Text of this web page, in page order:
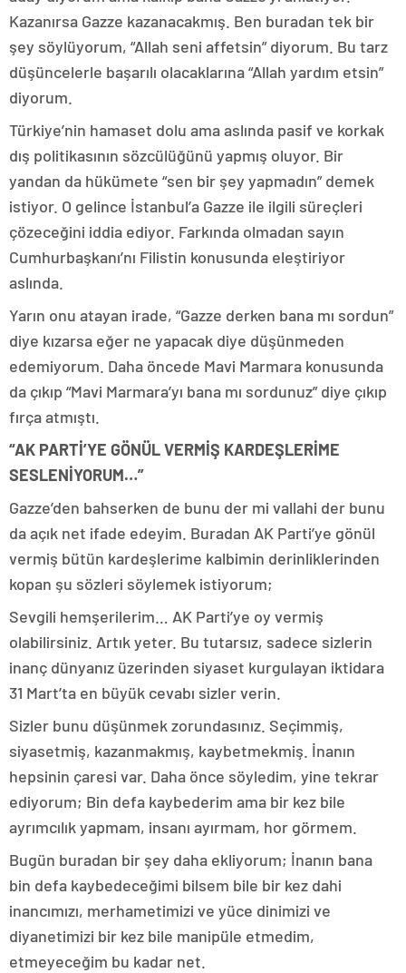
Kazanırsa Gazze kazanacakmış. Ben buradan tek bir
şey söylüyorum, “Allah seni affetsin” diyorum. Bu tarz
düşüncelerle başarılı olacaklarına “Allah yardım etsin”
diyorum.
Türkiye’nin hamaset dolu ama aslında pasif ve korkak
dış politikasının sözcülüğünü yapmış oluyor. Bir
yandan da hükümete “sen bir şey yapmadın” demek
istiyor. O gelince İstanbul’a Gazze ile ilgili süreçleri
çözeceğini iddia ediyor. Farkında olmadan sayın
Cumhurbaşkanı’nı Filistin konusunda eleştiriyor
aslında.
Yarın onu atayan irade, “Gazze derken bana mı sordun”
diye kızarsa eğer ne yapacak diye düşünmeden
edemiyorum. Daha öncede Mavi Marmara konusunda
da çıkıp “Mavi Marmara’yı bana mı sordunuz” diye çıkıp
fırça atmıştı.
“AK PARTİ’YE GÖNÜL VERMİŞ KARDEŞLERİME
SESLENİYORUM…”
Gazze’den bahserken de bunu der mi vallahi der bunu
da açık net ifade edeyim. Buradan AK Parti’ye gönül
vermiş bütün kardeşlerime kalbimin derinliklerinden
kopan şu sözleri söylemek istiyorum;
Sevgili hemşerilerim… AK Parti’ye oy vermiş
olabilirsiniz. Artık yeter. Bu tutarsız, sadece sizlerin
inanç dünyanız üzerinden siyaset kurgulayan iktidara
31 Mart’ta en büyük cevabı sizler verin.
Sizler bunu düşünmek zorundasınız. Seçimmiş,
siyasetmiş, kazanmakmış, kaybetmekmiş. İnanın
hepsinin çaresi var. Daha önce söyledim, yine tekrar
ediyorum; Bin defa kaybederim ama bir kez bile
ayrımcılık yapmam, insanı ayırmam, hor görmem.
Bugün buradan bir şey daha ekliyorum; İnanın bana
bin defa kaybedeceğimi bilsem bile bir kez dahi
inancımızı, merhametimizi ve yüce dinimizi ve
diyanetimizi bir kez bile manipüle etmedim,
etmeyeceğim bu kadar net.